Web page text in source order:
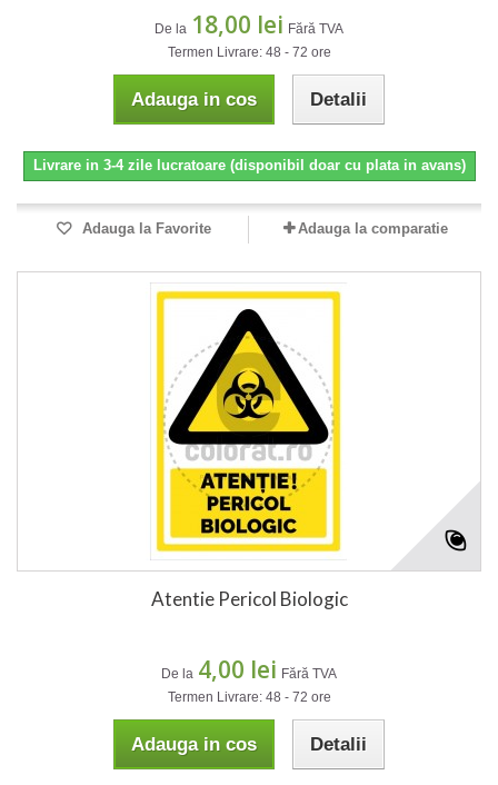
De la 18,00 lei Fără TVA
Termen Livrare: 48 - 72 ore
Adauga in cos Detalii
Livrare in 3-4 zile lucratoare (disponibil doar cu plata in avans)
Adauga la Favorite Adauga la comparatie
Atentie Pericol Biologic
De la 4,00 lei Fără TVA
Termen Livrare: 48 - 72 ore
Adauga in cos Detalii